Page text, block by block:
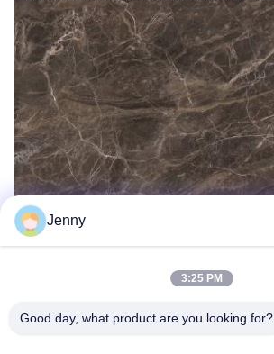
Umbauten:
Jenny
3:25 PM
Good day, what product are you looking for?